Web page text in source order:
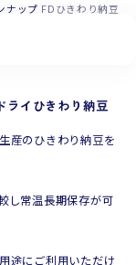
ナップ FDひきわり納豆
ライひきわり納豆
産のひきわり納豆を
し常温長期保存が可
途にご利用いただけ